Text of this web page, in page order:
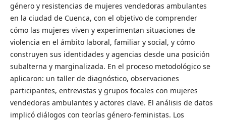
género y resistencias de mujeres vendedoras ambulantes
en la ciudad de Cuenca, con el objetivo de comprender
cómo las mujeres viven y experimentan situaciones de
violencia en el ámbito laboral, familiar y social, y cómo
construyen sus identidades y agencias desde una posición
subalterna y marginalizada. En el proceso metodológico se
aplicaron: un taller de diagnóstico, observaciones
participantes, entrevistas y grupos focales con mujeres
vendedoras ambulantes y actores clave. El análisis de datos
implicó diálogos con teorías género-feministas. Los